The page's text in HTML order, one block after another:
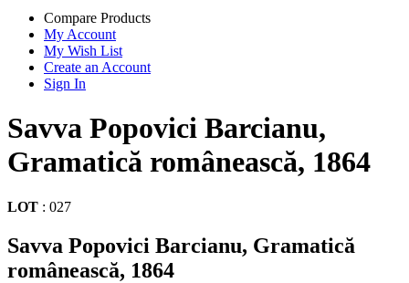
Compare Products
My Account
My Wish List
Create an Account
Sign In
Savva Popovici Barcianu,
Gramatică românească, 1864
LOT : 027
Savva Popovici Barcianu, Gramatică
românească, 1864